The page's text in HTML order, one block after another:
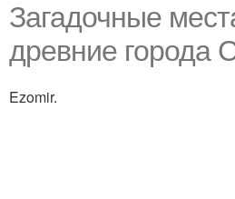
Загадочные
древние города
Ezomir.